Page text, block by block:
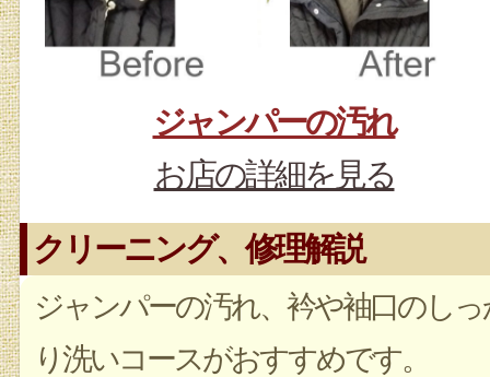
ジャンパーの汚れ
お店の詳細を見る
クリーニング、修理解説
ジャンパーの汚れ、衿や袖口のしっ
り洗いコースがおすすめです。